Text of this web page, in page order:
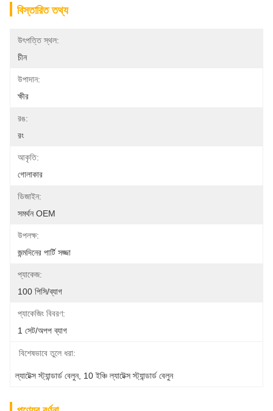
বিস্তারিত তথ্য
উৎপত্তি স্থল:
চীন
উপাদান:
ক্ষীর
রঙ:
রং
আকৃতি:
গোলাকার
ডিজাইন:
সমর্থন OEM
উপলক্ষ:
জন্মদিনের পার্টি সজ্জা
প্যাকেজ:
100 পিসি/ব্যাগ
প্যাকেজিং বিবরণ:
1 সেট/অপপ ব্যাগ
বিশেষভাবে তুলে ধরা:
ল্যাটেক্স স্ট্যান্ডার্ড বেলুন, 10 ইঞ্চি ল্যাটেক্স স্ট্যান্ডার্ড বেলুন